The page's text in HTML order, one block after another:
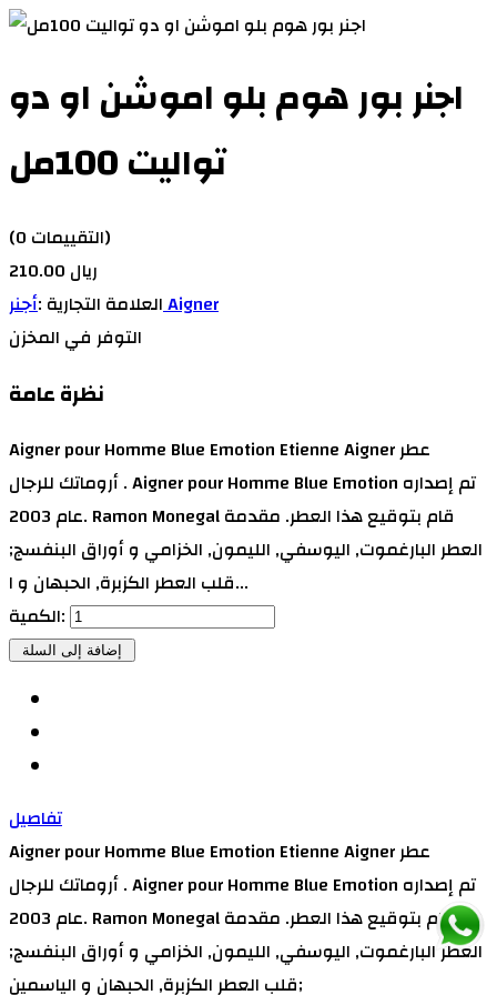
اجنر بور هوم بلو اموشن او دو
تواليت 100مل
(0 التقييمات)
210.00 ريال
العلامة التجارية :أجنر Aigner
التوفر في المخزن
نظرة عامة
Aigner pour Homme Blue Emotion Etienne Aigner عطر
أروماتك للرجال . Aigner pour Homme Blue Emotion تم إصداره
عام 2003. Ramon Monegal قام بتوقيع هذا العطر. مقدمة
العطر البارغموت, اليوسفي, الليمون, الخزامي و أوراق البنفسج;
قلب العطر الكزبرة, الحبهان و ا...
الكمية:
تفاصيل
Aigner pour Homme Blue Emotion Etienne Aigner عطر
أروماتك للرجال . Aigner pour Homme Blue Emotion تم إصداره
عام 2003. Ramon Monegal قام بتوقيع هذا العطر. مقدمة
العطر البارغموت, اليوسفي, الليمون, الخزامي و أوراق البنفسج;
قلب العطر الكزبرة, الحبهان و الياسمين;